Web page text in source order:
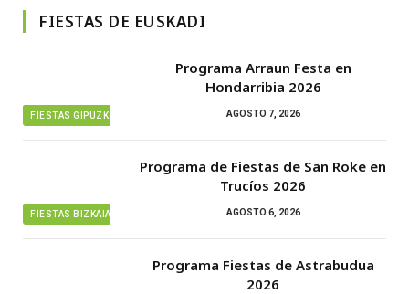
FIESTAS DE EUSKADI
FIESTAS GIPUZKOA
Programa Arraun Festa en
Hondarribia 2026
AGOSTO 7, 2026
FIESTAS BIZKAIA
Programa de Fiestas de San Roke en
Trucíos 2026
AGOSTO 6, 2026
Programa Fiestas de Astrabudua
2026